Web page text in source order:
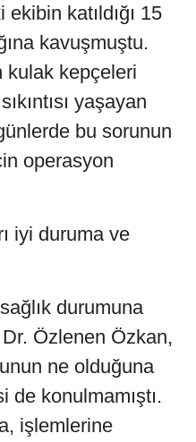
katıldığı 15
kavuşmuştu.
kulak kepçeleri
yaşayan
bu sorunun
operasyon
iyi duruma ve
durumuna
Özlenen Özkan,
ne olduğuna
de konulmamıştı.
işlemlerine